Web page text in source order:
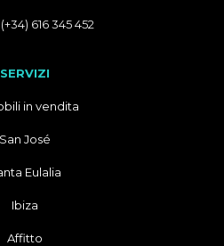
616 345 452
SERVIZI
in vendita
San José
Eulalia
Ibiza
Affitto